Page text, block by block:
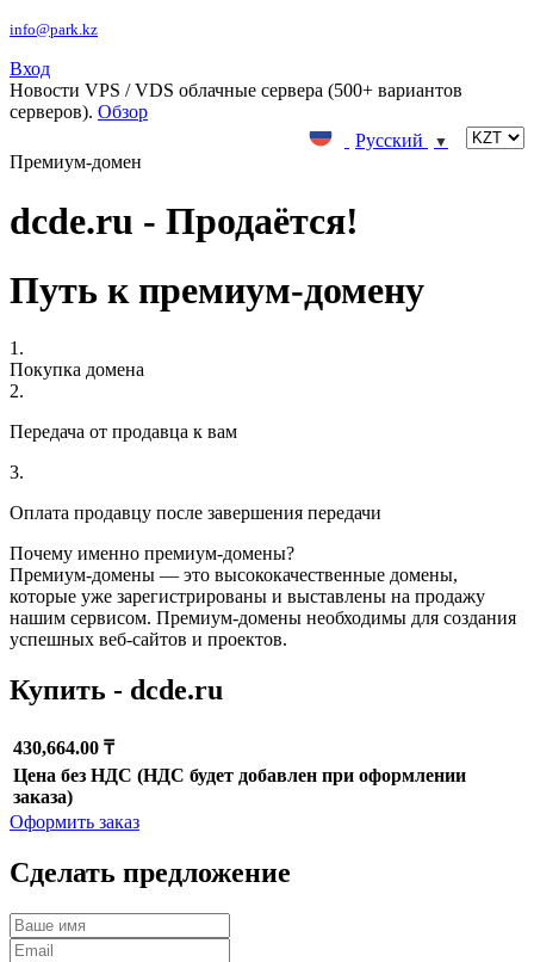
info@park.kz
Вход
Новости VPS / VDS облачные сервера (500+ вариантов
серверов). Обзор
Русский
▼
Премиум-домен
dcde.ru - Продаётся!
Путь к премиум-домену
1.
Покупка домена
2.
Передача от продавца к вам
3.
Оплата продавцу после завершения передачи
Почему именно премиум-домены?
Премиум-домены — это высококачественные домены,
которые уже зарегистрированы и выставлены на продажу
нашим сервисом. Премиум-домены необходимы для создания
успешных веб-сайтов и проектов.
Купить - dcde.ru
430,664.00 ₸
Цена без НДС (НДС будет добавлен при оформлении
заказа)
Оформить заказ
Сделать предложение